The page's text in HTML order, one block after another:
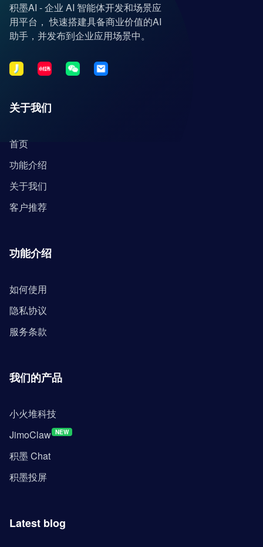
积墨AI - 企业 AI 智能体开发和场景应
用平台， 快速搭建具备商业价值的AI
助手，并发布到企业应用场景中。
关于我们
首页
功能介绍
关于我们
客户推荐
功能介绍
如何使用
隐私协议
服务条款
我们的产品
小火堆科技
JimoClaw NEW
积墨 Chat
积墨投屏
Latest blog